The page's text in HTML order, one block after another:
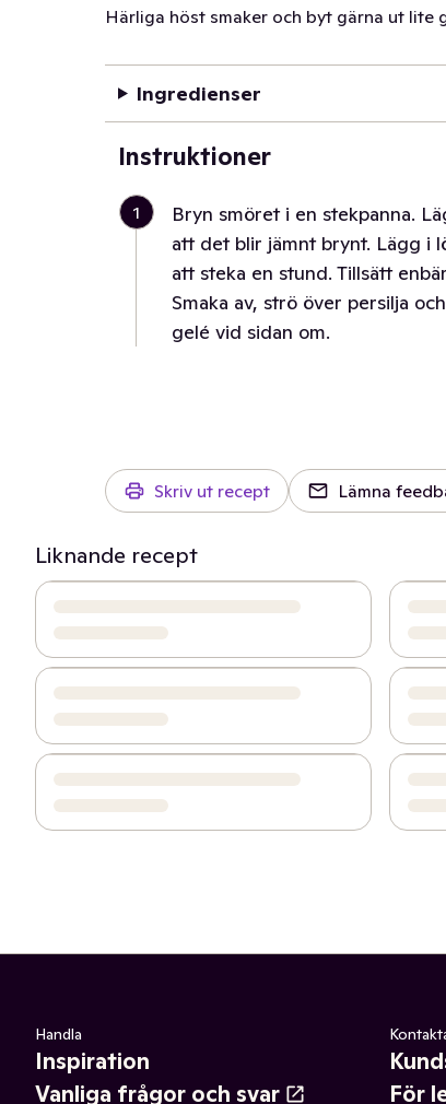
Härliga höst smaker och byt gärna ut lite
Ingredienser
Instruktioner
1
Bryn smöret i en stekpanna.
att det blir jämnt brynt. Lägg i
att steka en stund. Tillsätt
Smaka av, strö över persilja
gelé vid sidan om.
Skriv ut recept Lämna
Liknande recept
Handla
Inspiration
Vanliga frågor och svar
För